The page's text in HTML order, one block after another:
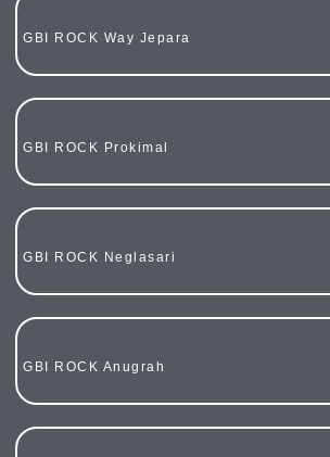
GBI ROCK Way Jepara
GBI ROCK Prokimal
GBI ROCK Neglasari
GBI ROCK Anugrah